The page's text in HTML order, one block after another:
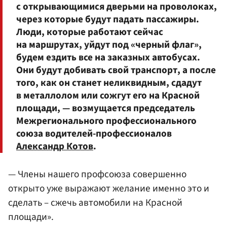
с открывающимися дверьми на проволоках,
через которые будут падать пассажиры.
Люди, которые работают сейчас
на маршрутах, уйдут под «черный флаг»,
будем ездить все на заказных автобусах.
Они будут добивать свой транспорт, а после
того, как он станет неликвидным, сдадут
в металлолом или сожгут его на Красной
площади, — возмущается председатель
Межрегионального профессионального
союза водителей-профессионалов
Александр Котов.
— Члены нашего профсоюза совершенно
открыто уже выражают желание именно это и
сделать – сжечь автомобили на Красной
площади».